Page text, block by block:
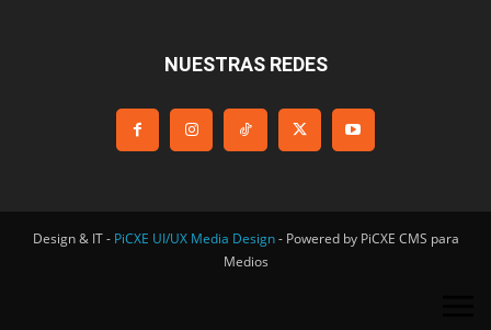
NUESTRAS REDES
Design & IT - PiCXE UI/UX Media Design- Powered by PiCXE CMS para
Medios